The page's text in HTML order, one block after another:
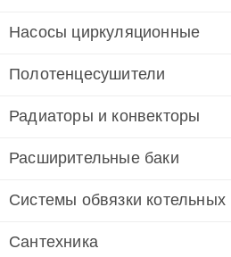
Насосы циркуляционные
Полотенцесушители
Радиаторы и конвекторы
Расширительные баки
Системы обвязки котельных
Сантехника